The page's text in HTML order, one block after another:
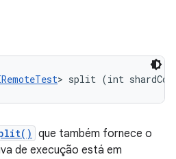
> split (int
que também fornece o
de execução está em